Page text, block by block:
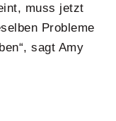
muss jetzt
Probleme
sagt Amy